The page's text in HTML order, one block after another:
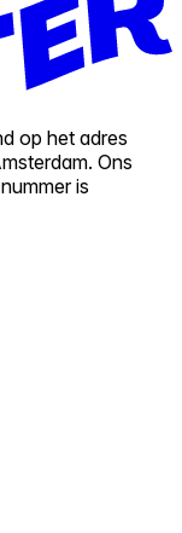
op het adres
Ons
is